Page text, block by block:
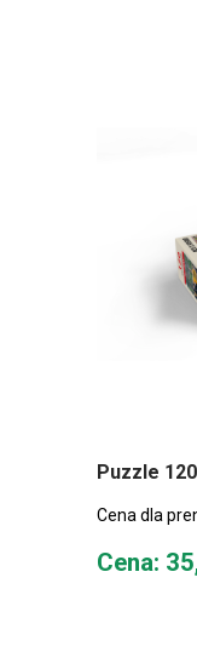
Puzzle
Cena dla
Cena
Cena: